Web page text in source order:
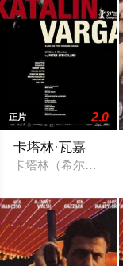
正片 2.0
卡塔林·瓦嘉
卡塔林（希尔妲·佩